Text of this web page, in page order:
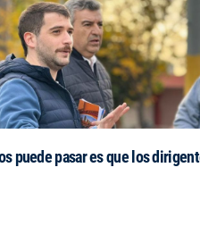
puede pasar es que los